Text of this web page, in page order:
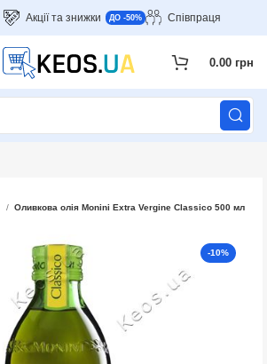
Акції та знижки ДО -50% Співпраця
0.00 грн
Оливкова олія Monini Extra Vergine Classico 500 мл
-10%